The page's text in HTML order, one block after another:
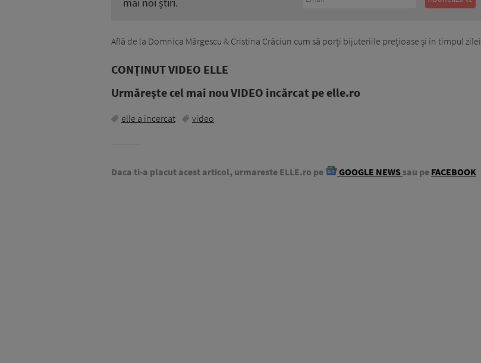
Află de la Domnica Mărgescu & Cristina Crăciun cum să porți bijuteriile prețioase și în timpul zilei.
CONȚINUT VIDEO ELLE
Urmăreşte cel mai nou VIDEO incărcat pe elle.ro
elle a incercat video
Daca ti-a placut acest articol, urmareste ELLE.ro pe GOOGLE NEWS sau pe FACEBOOK